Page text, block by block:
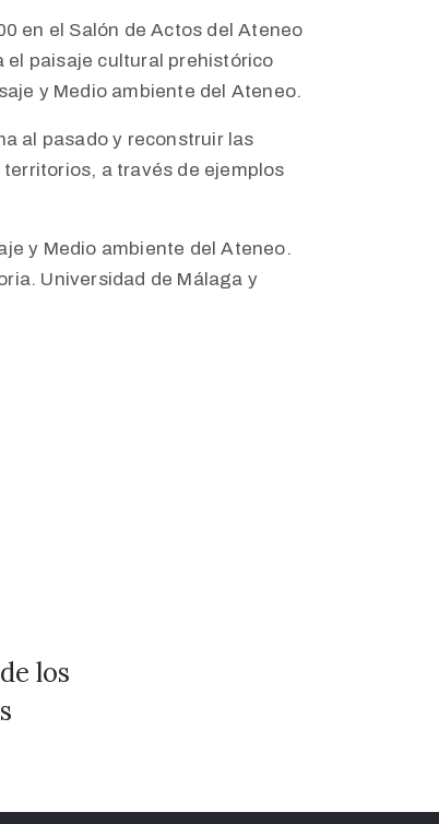
en el Salón de Actos del Ateneo
el paisaje cultural prehistórico
y Medio ambiente del Ateneo.
al pasado y reconstruir las
a través de ejemplos
y Medio ambiente del Ateneo.
Universidad de Málaga y
los